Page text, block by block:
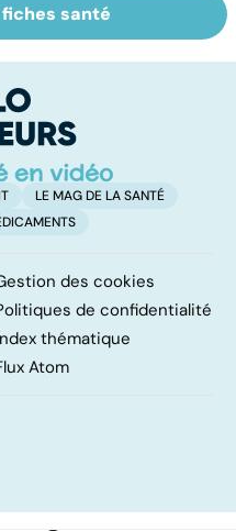
Un rhume, ça se
soigne ?
santé
LE MAG DE LA SANTÉ
des cookies
de confidentialité
thématique
Atom